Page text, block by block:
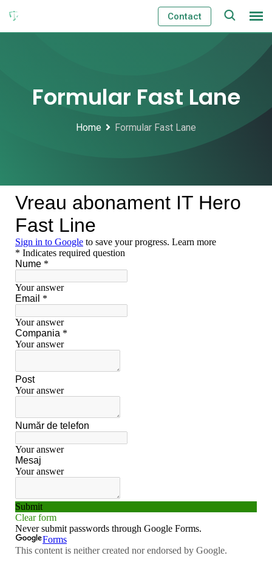
Contact
Formular Fast Lane
Home Formular Fast Lane